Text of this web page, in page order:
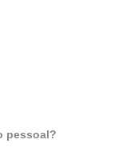
pessoal?